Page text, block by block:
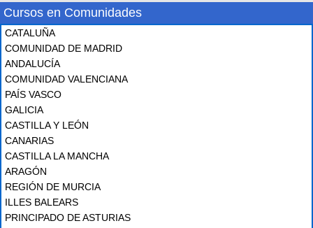
Cursos en Comunidades
CATALUÑA
COMUNIDAD DE MADRID
ANDALUCÍA
COMUNIDAD VALENCIANA
PAÍS VASCO
GALICIA
CASTILLA Y LEÓN
CANARIAS
CASTILLA LA MANCHA
ARAGÓN
REGIÓN DE MURCIA
ILLES BALEARS
PRINCIPADO DE ASTURIAS